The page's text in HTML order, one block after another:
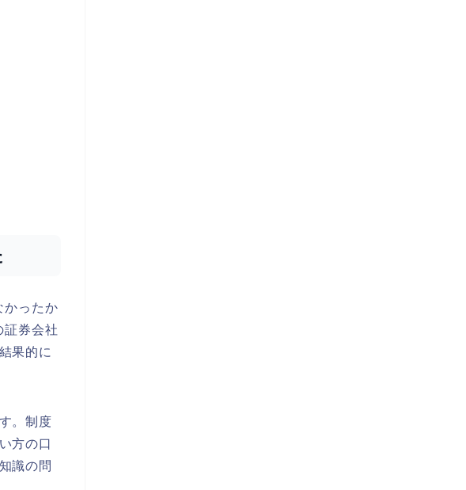
かったか
証券会社
果的に
。制度
方の口
識の問